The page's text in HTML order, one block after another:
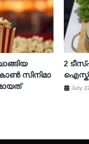
സിനിമാ
2
July